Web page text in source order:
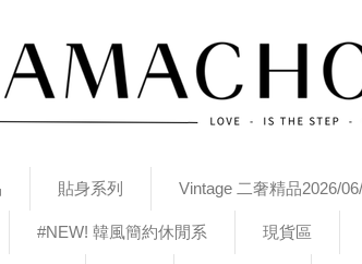
貼身系列 Vintage 二奢精品2026/
#NEW! 韓風簡約休閒系 現貨區